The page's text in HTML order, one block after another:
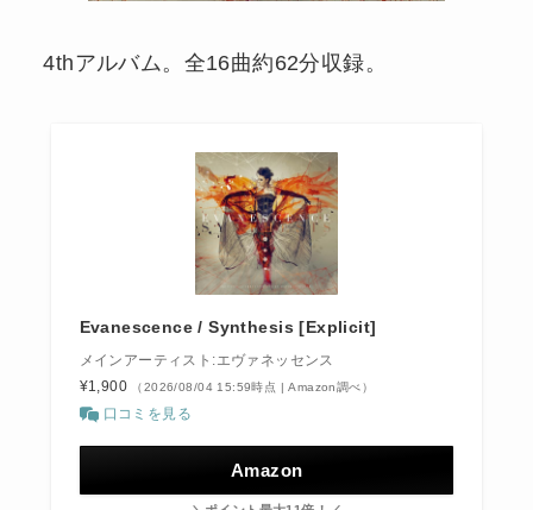
4thアルバム。全16曲約62分収録。
Evanescence / Synthesis [Explicit]
メインアーティスト:エヴァネッセンス
¥1,900
（2026/08/04 15:59時点 | Amazon調べ）
口コミを見る
Amazon